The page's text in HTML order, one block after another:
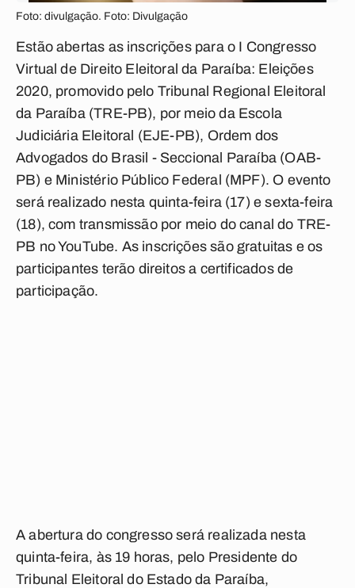
Foto: divulgação. Foto: Divulgação
Estão abertas as inscrições para o I Congresso
Virtual de Direito Eleitoral da Paraíba: Eleições
2020, promovido pelo Tribunal Regional Eleitoral
da Paraíba (TRE-PB), por meio da Escola
Judiciária Eleitoral (EJE-PB), Ordem dos
Advogados do Brasil - Seccional Paraíba (OAB-
PB) e Ministério Público Federal (MPF). O evento
será realizado nesta quinta-feira (17) e sexta-feira
(18), com transmissão por meio do canal do TRE-
PB no YouTube. As inscrições são gratuitas e os
participantes terão direitos a certificados de
participação.
A abertura do congresso será realizada nesta
quinta-feira, às 19 horas, pelo Presidente do
Tribunal Eleitoral do Estado da Paraíba,